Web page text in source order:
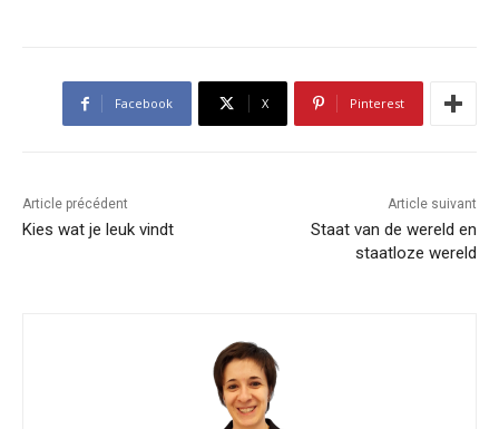
Facebook X Pinterest
Article précédent
Kies wat je leuk vindt
Article suivant
Staat van de wereld en
staatloze wereld